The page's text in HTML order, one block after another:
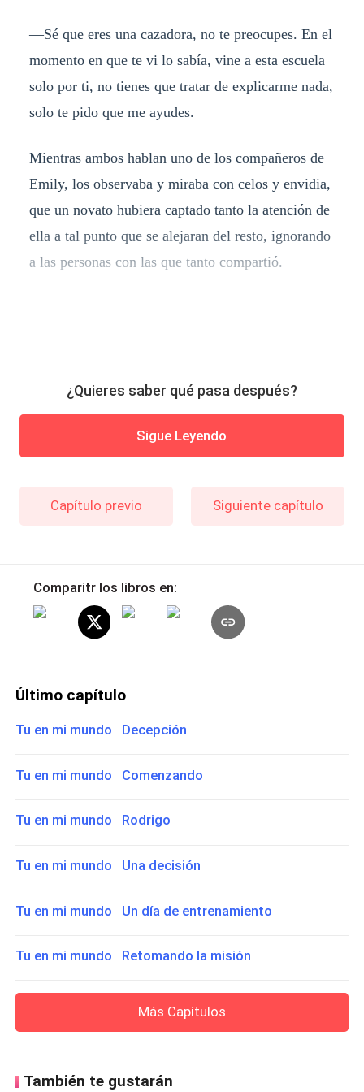
—Sé que eres una cazadora, no te preocupes. En el
momento en que te vi lo sabía, vine a esta escuela
solo por ti, no tienes que tratar de explicarme nada,
solo te pido que me ayudes.
Mientras ambos hablan uno de los compañeros de
Emily, los observaba y miraba con celos y envidia,
que un novato hubiera captado tanto la atención de
ella a tal punto que se alejaran del resto, ignorando
a las personas con las que tanto compartió.
¿Quieres saber qué pasa después?
Sigue Leyendo
Capítulo previo Siguiente capítulo
Comparitr los libros en:
Último capítulo
Tu en mi mundo Decepción
Tu en mi mundo Comenzando
Tu en mi mundo Rodrigo
Tu en mi mundo Una decisión
Tu en mi mundo Un día de entrenamiento
Tu en mi mundo Retomando la misión
Más Capítulos
También te gustarán